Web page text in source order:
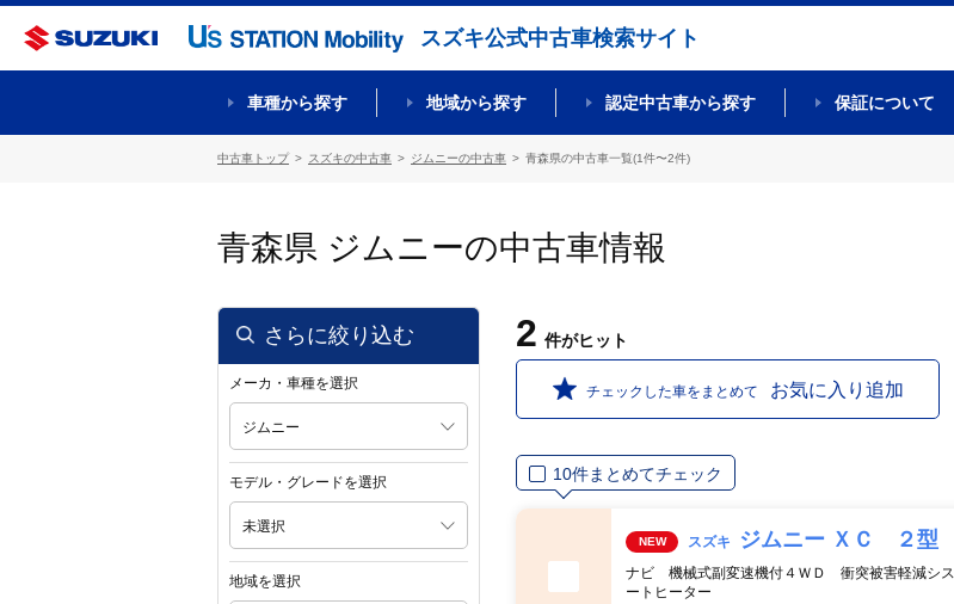
スズキ公式中古車検索サイト
車種から探す 地域から探す 認定中古車から探す 保証について
中古車トップ スズキの中古車 ジムニーの中古車 青森県の中古車一覧(1件〜2件)
青森県 ジムニーの中古車情報
さらに絞り込む
メーカ・車種を選択
ジムニー
モデル・グレードを選択
未選択
地域を選択
2 件がヒット
チェックした車をまとめて お気に入り追加
10件まとめてチェック
NEW スズキ ジムニー ＸＣ ２型
ナビ 機械式副変速機付４ＷＤ 衝突被害軽減
ートヒーター